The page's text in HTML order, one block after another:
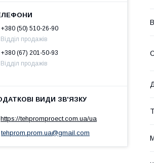
+380 (50) 510-26-90
Відділ продажів
+380 (67) 201-50-93
Відділ продажів
https://tehpromproect.com.ua/ua
tehprom.prom.ua@gmail.com